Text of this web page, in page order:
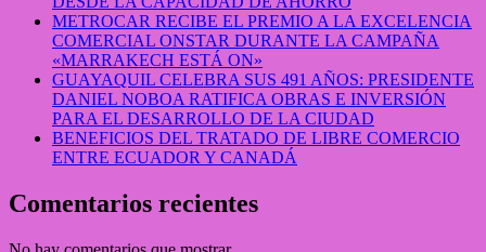
METROCAR RECIBE EL PREMIO A LA EXCELENCIA
COMERCIAL ONSTAR DURANTE LA CAMPAÑA
«MARRAKECH ESTÁ ON»
GUAYAQUIL CELEBRA SUS 491 AÑOS: PRESIDENTE
DANIEL NOBOA RATIFICA OBRAS E INVERSIÓN
PARA EL DESARROLLO DE LA CIUDAD
BENEFICIOS DEL TRATADO DE LIBRE COMERCIO
ENTRE ECUADOR Y CANADÁ
Comentarios recientes